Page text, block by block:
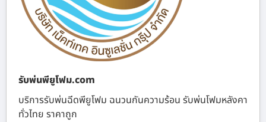
รับพ่นพียูโฟม.com
บริการรับพ่นฉีดพียูโฟม ฉนวนกันความร้อน รับพ่นโฟมหลังคา
ทั่วไทย ราคาถูก